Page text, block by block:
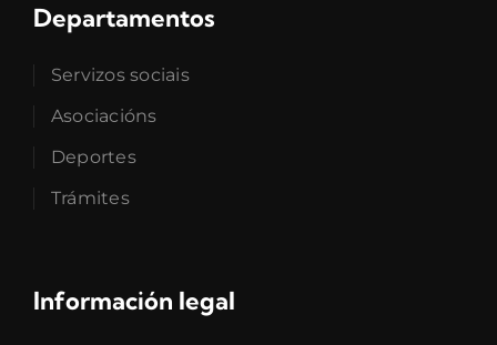
Departamentos
Servizos sociais
Asociacións
Deportes
Trámites
Información legal